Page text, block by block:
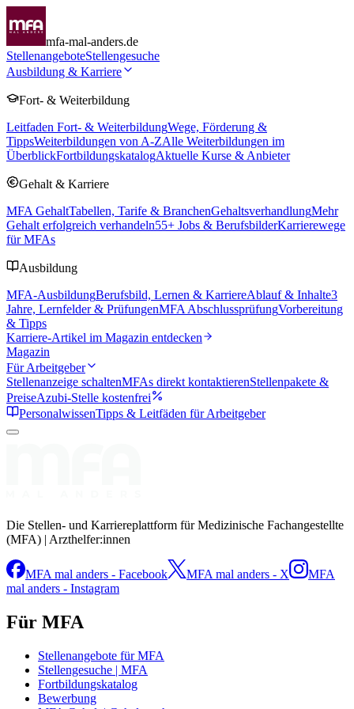
mfa-mal-anders.de
StellenangeboteStellengesuche
Ausbildung & Karriere
Fort- & Weiterbildung
Leitfaden Fort- & WeiterbildungWege, Förderung &
TippsWeiterbildungen von A-ZAlle Weiterbildungen im
ÜberblickFortbildungskatalogAktuelle Kurse & Anbieter
Gehalt & Karriere
MFA GehaltTabellen, Tarife & BranchenGehaltsverhandlungMehr
Gehalt erfolgreich verhandeln55+ Jobs & BerufsbilderKarrierewege
für MFAs
Ausbildung
MFA-AusbildungBerufsbild, Lernen & KarriereAblauf & Inhalte3
Jahre, Lernfelder & PrüfungenMFA AbschlussprüfungVorbereitung
& Tipps
Karriere-Artikel im Magazin entdecken
Magazin
Für Arbeitgeber
Stellenanzeige schaltenMFAs direkt kontaktierenStellenpakete &
PreiseAzubi-Stelle kostenfrei
PersonalwissenTipps & Leitfäden für Arbeitgeber
Die Stellen- und Karriereplattform für Medizinische Fachangestellte
(MFA) | Arzthelfer:innen
MFA mal anders - Facebook MFA mal anders - X
MFA
mal anders - Instagram
Für MFA
Stellenangebote für MFA
Stellengesuche | MFA
Fortbildungskatalog
Bewerbung